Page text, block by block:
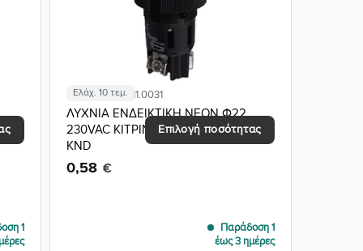
1
Κωδικός: 02.011.0031
ΛΥΧΝΙΑ ΕΝΔΕΙΚΤΙΚΗ NEON Φ22
230VAC ΚΙΤΡΙΝΗ ΜΕ ΒΙΔΕΣ XH003
KND
0,58 €
Ελάχ. 10 τεμ.
Επιλογή ποσότητας
Παράδοση 1
έως 3 ημέρες